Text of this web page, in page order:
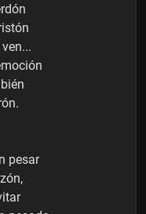
pesar